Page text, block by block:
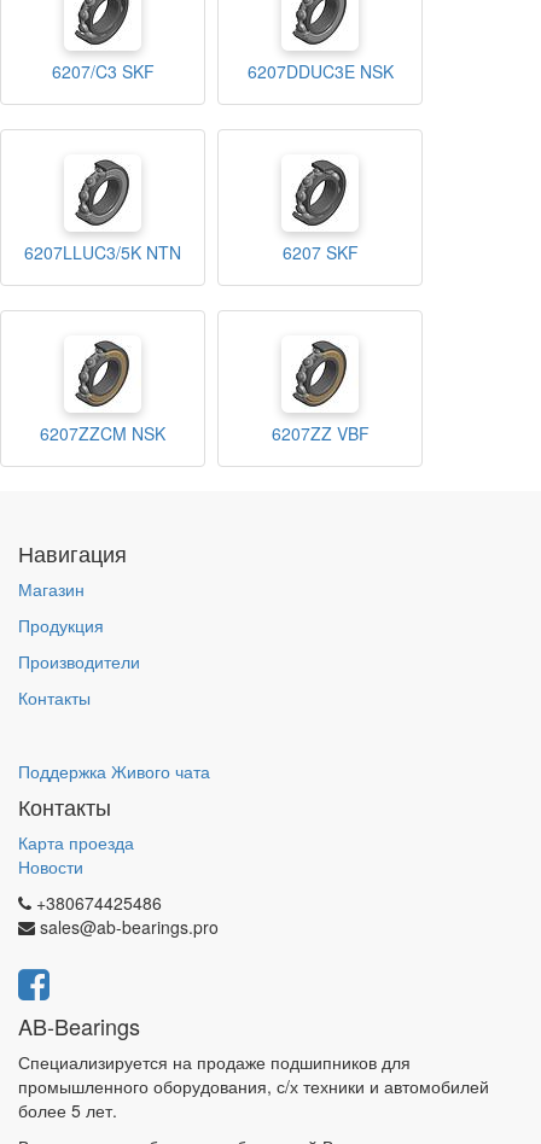
6207/C3 SKF 6207DDUC3E NSK
6207LLUC3/5K NTN 6207 SKF
6207ZZCM NSK 6207ZZ VBF
Навигация
Магазин
Продукция
Производители
Контакты
Поддержка Живого чата
Контакты
Карта проезда
Новости
+380674425486
sales@ab-bearings.pro
AB-Bearings
Специализируется на продаже подшипников для
промышленного оборудования, с/х техники и автомобилей
более 5 лет.